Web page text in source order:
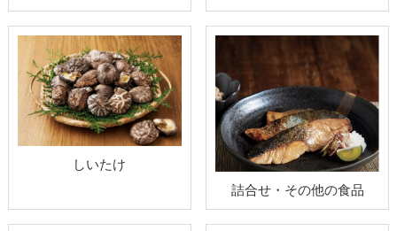
しいたけ
詰合せ・その他の食品